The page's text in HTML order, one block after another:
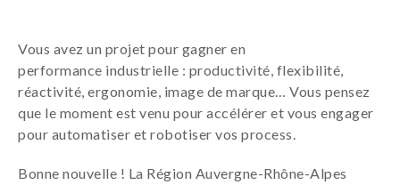
Vous avez un projet pour gagner en
performance industrielle : productivité, flexibilité,
réactivité, ergonomie, image de marque… Vous pensez
que le moment est venu pour accélérer et vous engager
pour automatiser et robotiser vos process.
Bonne nouvelle ! La Région Auvergne-Rhône-Alpes